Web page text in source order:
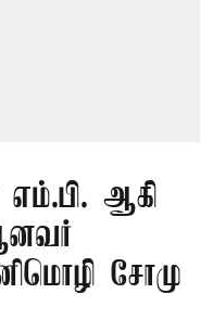
எம்.பி. ஆகி
சோமு